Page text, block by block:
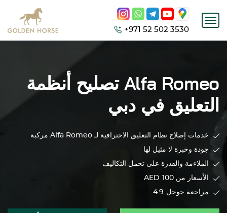
+971 52 502 3530
Alfa Romeo تصليح أنظمة
التعليق في دبي
خدمات إصلاح نظام التعليق الاحترافية لـ Alfa Romeo مركبة
جودة وخبرة لا مثيل لها
الملاءمة والقدرة على تحمل التكاليف
الأسعار من 100
AED
مراجعة جوجل 4.9